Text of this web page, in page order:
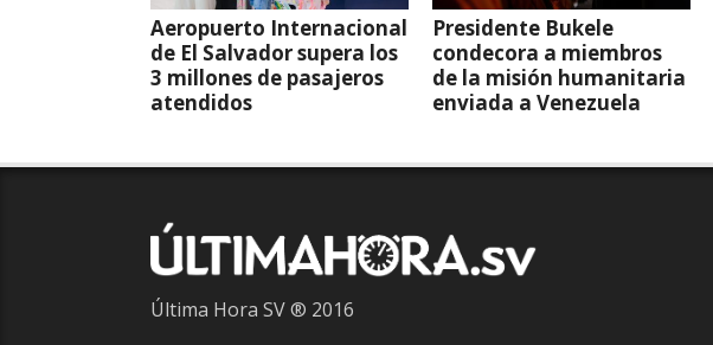
Aeropuerto Internacional
de El Salvador supera los
3 millones de pasajeros
atendidos
Presidente Bukele
condecora a miembros
de la misión humanitaria
enviada a Venezuela
Última Hora SV ® 2016